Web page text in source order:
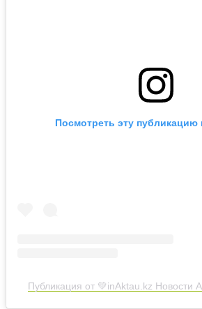
Посмотреть эту публикацию
Публикация от 💚inAktau.kz Новости